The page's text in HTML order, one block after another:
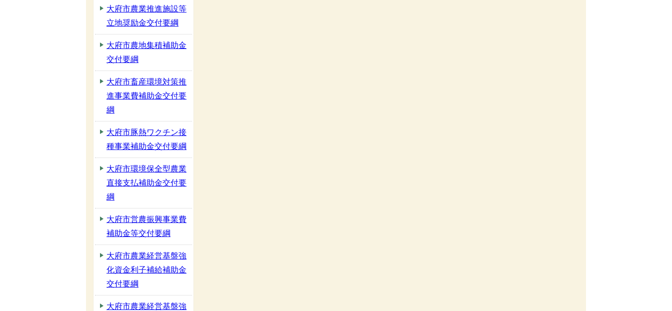
大府市農業推進施設等
立地奨励金交付要綱
大府市農地集積補助金
交付要綱
大府市畜産環境対策推
進事業費補助金交付要
綱
大府市豚熱ワクチン接
種事業補助金交付要綱
大府市環境保全型農業
直接支払補助金交付要
綱
大府市営農振興事業費
補助金等交付要綱
大府市農業経営基盤強
化資金利子補給補助金
交付要綱
大府市農業経営基盤強